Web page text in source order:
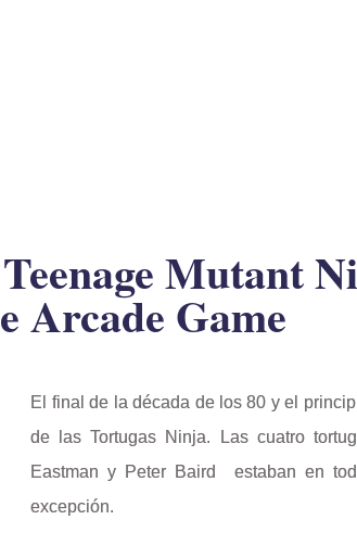
Mutant
Arcade Game
El final de la década de los 80 y el
de las Tortugas Ninja. Las cuatro
Eastman y Peter Baird estaban en
excepción.